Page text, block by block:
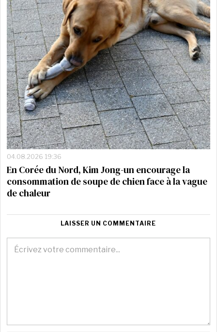
04.08.2026 19:36
En Corée du Nord, Kim Jong-un encourage la
consommation de soupe de chien face à la vague
de chaleur
LAISSER UN COMMENTAIRE